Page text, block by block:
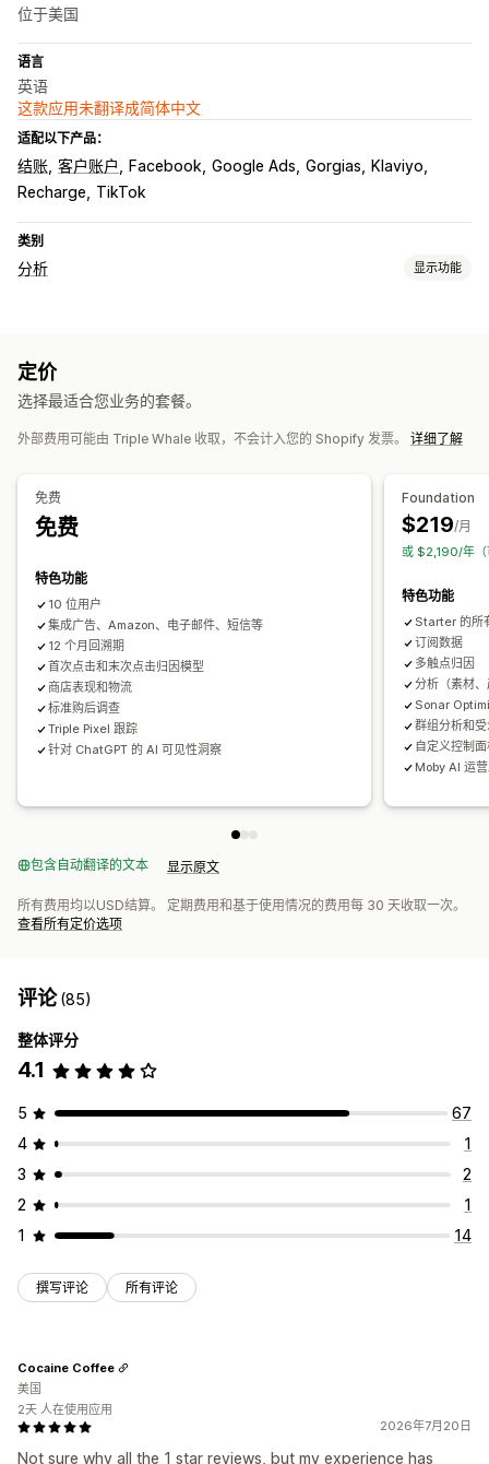
位于美国
语言
英语
这款应用未翻译成简体中文
适配以下产品：
结账 客户账户 Facebook Google Ads Gorgias
Klaviyo
Recharge
TikTok
类别
分析 显示功能
生命周期价值 (LTV)
AI 洞察 营销归因 结账分析 ROAS 利润洞察 购买跟踪
视觉和报告
分析控制面板
自定义报告
数据导出
定价
选择最适合您业务的套餐。
外部费用可能由 Triple Whale 收取，不会计入您的 Shopify 发票。 详细了解
免费
免费
特色功能
10 位用户
集成广告、Amazon、电子邮件、短信等
12 个月回溯期
首次点击和末次点击归因模型
商店表现和物流
标准购后调查
Triple Pixel 跟踪
针对 ChatGPT 的 AI 可见性洞察
Foundation
$219/月
或 $2,190/年（
特色功能
Starter 的所
订阅数据
多触点归因
分析（素材
Sonar
群组分析和
自定义控制
Moby AI 运
包含自动翻译的文本 显示原文
所有费用均以USD结算。 定期费用和基于使用情况的费用每 30 天收取一次。
查看所有定价选项
评论(85)
整体评分
4.1
5
67
4
1
3
2
2
1
1
14
撰写评论 所有评论
2026年7月20日
Not sure why all the 1 star reviews, but my experience has
Cocaine Coffee
美国
2天 人在使用应用